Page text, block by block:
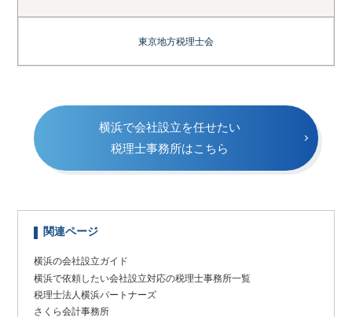
東京地方税理士会
横浜で会社設立を任せたい
税理士事務所はこちら
関連ページ
横浜の会社設立ガイド
横浜で依頼したい会社設立対応の税理士事務所一覧
税理士法人横浜パートナーズ
さくら会計事務所